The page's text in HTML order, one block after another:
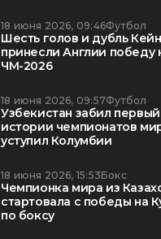
18 июня 2026, 09:46Футбол
Шесть голов и дубль
принесли Англии победу
ЧМ-2026
18 июня 2026, 09:57Футбол
Узбекистан забил первый
истории чемпионатов
уступил Колумбии
18 июня 2026, 15:53Бокс
Чемпионка мира из
стартовала с победы на
по боксу